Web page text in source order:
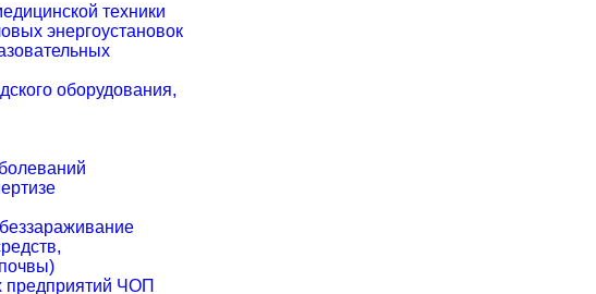
техники
энергоустановок
оборудования,
предприятий ЧОП